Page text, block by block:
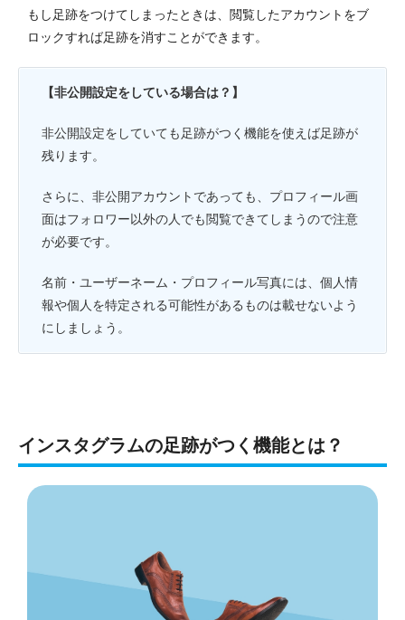
もし足跡をつけてしまったときは、閲覧したアカウントをブ
ロックすれば足跡を消すことができます。
【非公開設定をしている場合は？】
非公開設定をしていても足跡がつく機能を使えば足跡が
残ります。
さらに、非公開アカウントであっても、プロフィール画
面はフォロワー以外の人でも閲覧できてしまうので注意
が必要です。
名前・ユーザーネーム・プロフィール写真には、個人情
報や個人を特定される可能性があるものは載せないよう
にしましょう。
インスタグラムの足跡がつく機能とは？